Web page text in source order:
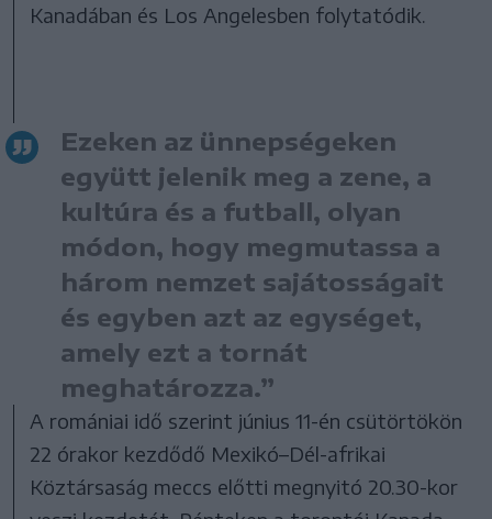
Kanadában és Los Angelesben folytatódik.
Ezeken az ünnepségeken
együtt jelenik meg a zene, a
kultúra és a futball, olyan
módon, hogy megmutassa a
három nemzet sajátosságait
és egyben azt az egységet,
amely ezt a tornát
meghatározza.”
A romániai idő szerint június 11-én csütörtökön
22 órakor kezdődő Mexikó–Dél-afrikai
Köztársaság meccs előtti megnyitó 20.30-kor